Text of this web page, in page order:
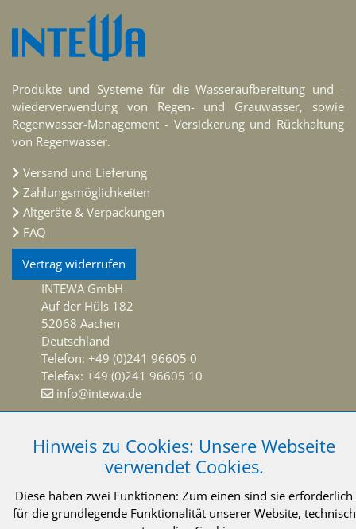
Produkte und Systeme für die Wasseraufbereitung und -
wiederverwendung von Regen- und Grauwasser, sowie
Regenwasser-Management - Versickerung und Rückhaltung
von Regenwasser.
Versand und Lieferung
Zahlungsmöglichkeiten
Altgeräte & Verpackungen
FAQ
Vertrag widerrufen
INTEWA GmbH
Auf der Hüls 182
52068 Aachen
Deutschland
Telefon: +49 (0)241 96605 0
Telefax: +49 (0)241 96605 10
info@intewa.de
Hinweis zu Cookies: Unsere Webseite
verwendet Cookies.
Diese haben zwei Funktionen: Zum einen sind sie erforderlich
für die grundlegende Funktionalität unserer Website, technisch